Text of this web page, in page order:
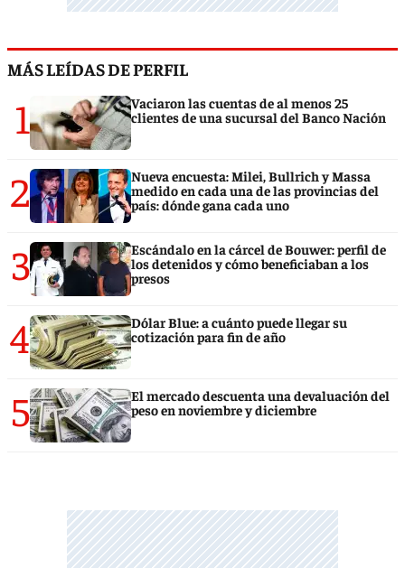
MÁS LEÍDAS DE PERFIL
1
Vaciaron las cuentas de al menos 25
clientes de una sucursal del Banco Nación
2
Nueva encuesta: Milei, Bullrich y Massa
medido en cada una de las provincias del
país: dónde gana cada uno
3
Escándalo en la cárcel de Bouwer: perfil de
los detenidos y cómo beneficiaban a los
presos
4
Dólar Blue: a cuánto puede llegar su
cotización para fin de año
5
El mercado descuenta una devaluación del
peso en noviembre y diciembre